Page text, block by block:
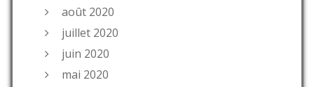
août 2020
juillet 2020
juin 2020
mai 2020